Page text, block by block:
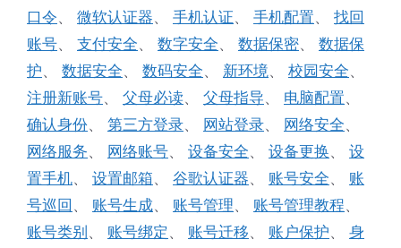
口令、 微软认证器、 手机认证、 手机配置、 找回
账号、 支付安全、 数字安全、 数据保密、 数据保
护、 数据安全、 数码安全、 新环境、 校园安全、
注册新账号、 父母必读、 父母指导、 电脑配置、
确认身份、 第三方登录、 网站登录、 网络安全、
网络服务、 网络账号、 设备安全、 设备更换、 设
置手机、 设置邮箱、 谷歌认证器、 账号安全、 账
号巡回 、 账号生成、 账号管理、 账号管理教程、
账号类别、 账号绑定 、 账号迁移、 账户保护、 身